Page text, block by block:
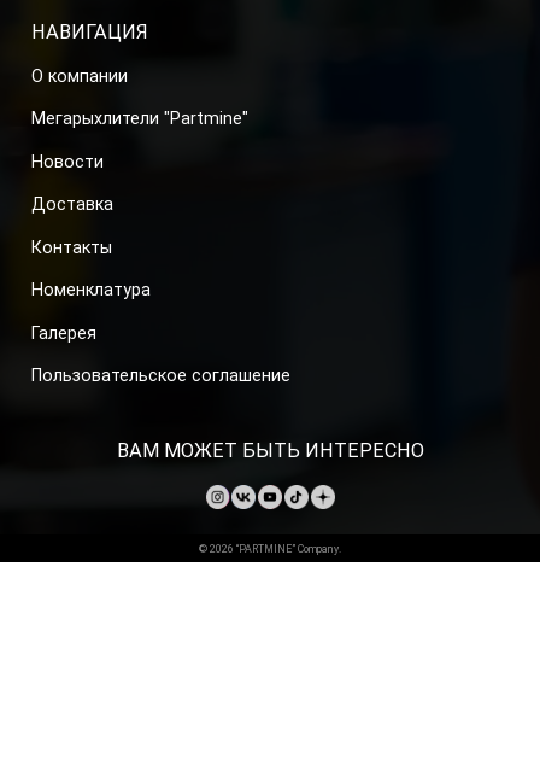
НАВИГАЦИЯ
О компании
Мегарыхлители "Partmine"
Новости
Доставка
Контакты
Номенклатура
Галерея
Пользовательское соглашение
ВАМ МОЖЕТ БЫТЬ ИНТЕРЕСНО
© 2026 “PARTMINE” Company.